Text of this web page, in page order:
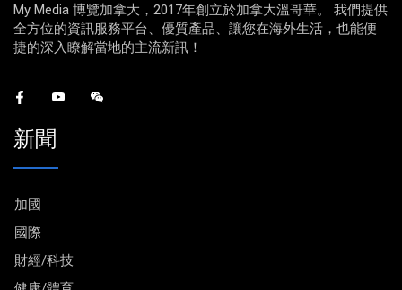
My Media 博覽加拿大，2017年創立於加拿大溫哥華。 我們提供
全方位的資訊服務平台、優質產品、讓您在海外生活，也能便
捷的深入瞭解當地的主流新訊！
新聞
加國
國際
財經/科技